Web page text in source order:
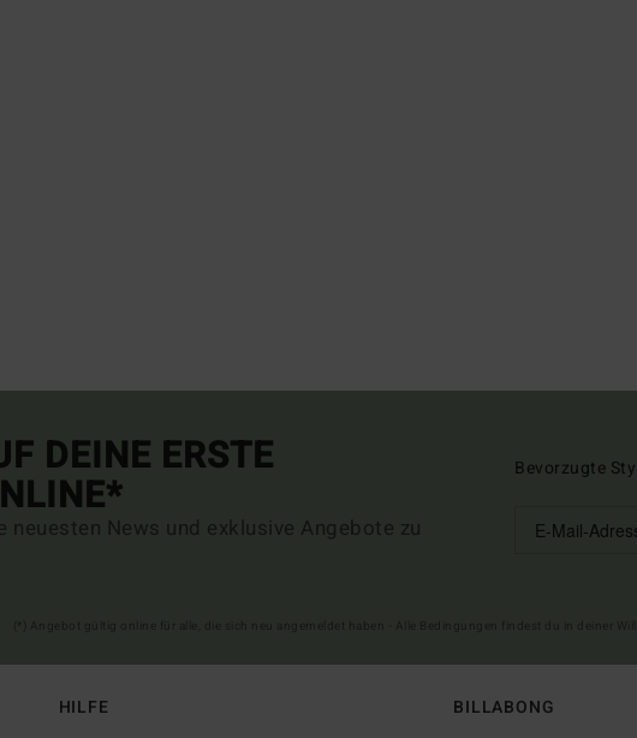
DEINE ERSTE
neuesten News und exklusive Angebote zu
Bevorzugte
HILFE BILLABONG